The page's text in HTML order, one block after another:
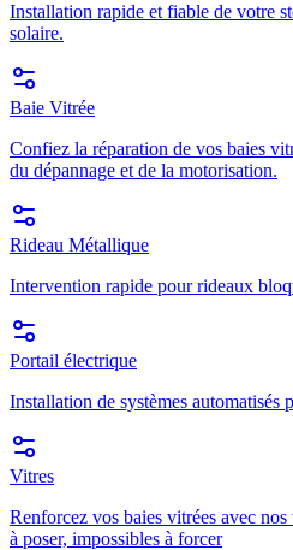
Installation rapide et fiable de votre
solaire.
Baie Vitrée
Confiez la réparation de vos baies
du dépannage et de la motorisation.
Rideau Métallique
Intervention rapide pour rideaux
Portail électrique
Installation de systèmes automatisés
Vitres
Renforcez vos baies vitrées avec
à poser, impossibles à forcer